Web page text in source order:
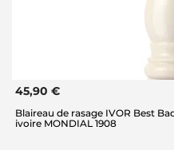
45,90 €
Blaireau de rasage IVOR Best
ivoire MONDIAL 1908